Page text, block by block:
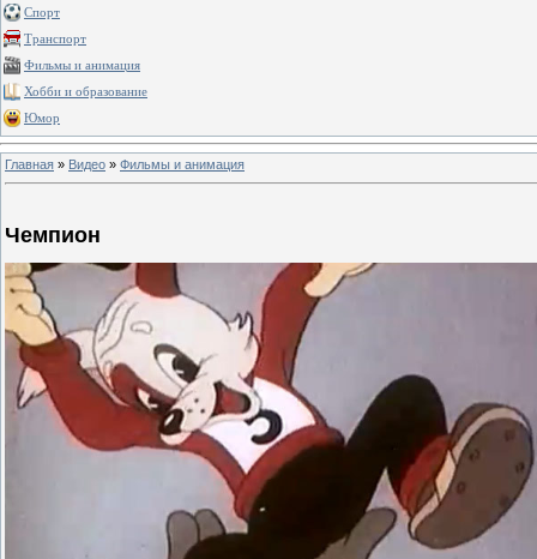
Спорт
Транспорт
Фильмы и анимация
Хобби и образование
Юмор
Главная » Видео » Фильмы и анимация
Чемпион